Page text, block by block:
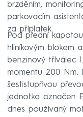
brzděním,
parkovacím
za příplatek.
Pod přední
hliníkovým blokem
benzinový tříválec
momentu 200 Nm.
šestistupňvou
jednotka označen
dnes používaný